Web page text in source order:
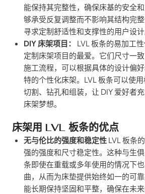
能保持其完整性，确保床基的安全
够承受反复调整而不影响其结构完
寻求定制舒适性和支撑性的用户设计
DIY 床架项目：
LVL 板条的易加工
定制床架项目的最爱。它们尺寸一
施工流程，可以根据具体的设计偏
特的个性化床架。LVL 板条可以使
切割、钻孔和组装，让 DIY 爱好者
床架梦想。
床架用 LVL 板条的优点
无与伦比的强度和稳定性LVL 板条
强的强度和尺寸稳定性。这种与生
条即使在重载或多年使用的情况下
曲，从而为床垫提供始终如一的可
能长期保持坚固和平整，确保在未